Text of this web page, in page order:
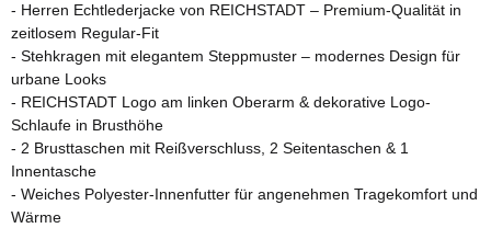
- Herren Echtlederjacke von REICHSTADT – Premium-Qualität in
zeitlosem Regular-Fit
- Stehkragen mit elegantem Steppmuster – modernes Design für
urbane Looks
- REICHSTADT Logo am linken Oberarm & dekorative Logo-
Schlaufe in Brusthöhe
- 2 Brusttaschen mit Reißverschluss, 2 Seitentaschen & 1
Innentasche
- Weiches Polyester-Innenfutter für angenehmen Tragekomfort und
Wärme